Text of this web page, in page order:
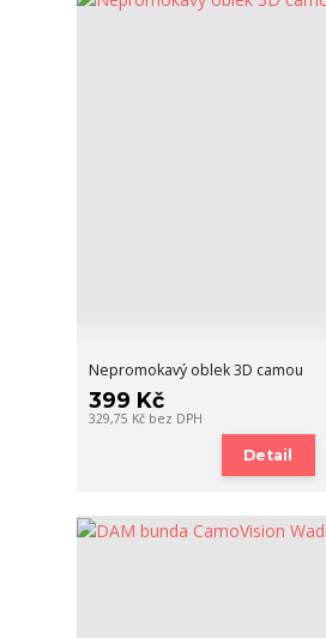
Nepromokavý oblek 3D camou
399 Kč
329,75 Kč bez DPH
Detail